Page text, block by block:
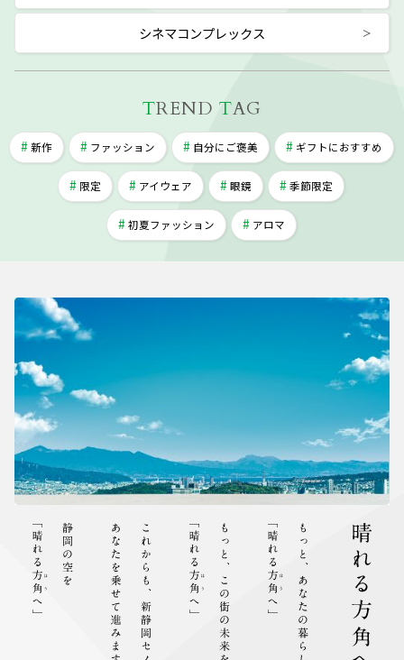
シネマコンプレックス
TREND TAG
新作 ファッション 自分にご褒美 ギフトにおすすめ
限定 アイウェア 眼鏡 季節限定
初夏ファッション アロマ